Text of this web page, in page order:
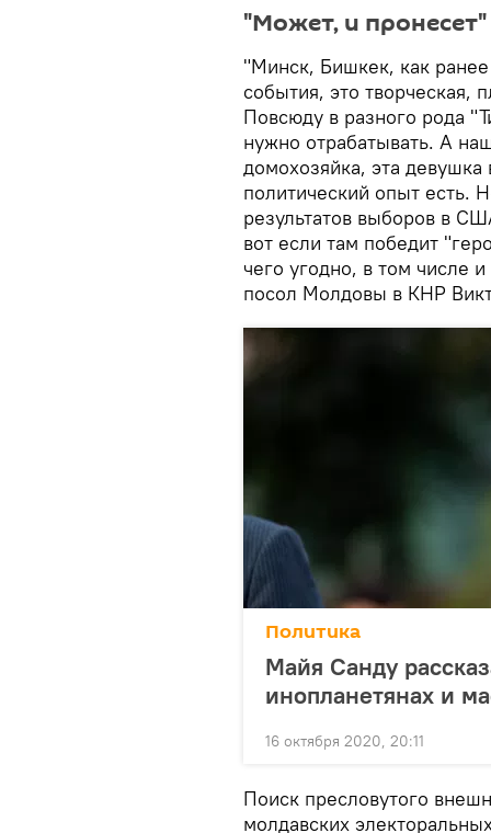
"Может, и пронесет"
"Минск, Бишкек, как
события, это
Повсюду в разного рода
нужно отрабатывать. А
домохозяйка, эта девушка
политический опыт есть.
результатов выборов в
вот если там победит
чего угодно, в том числе
посол Молдовы в КНР
Политика
Майя Санду
инопланетянах и
16 октября 2020, 20:11
Поиск пресловутого
молдавских